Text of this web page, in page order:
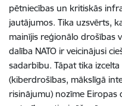
pētniecības un kritiskās
jautājumos. Tika uzsvērts,
mainījis reģionālo drošības
dalība NATO ir veicinājusi
sadarbību. Tāpat tika
(kiberdrošības, mākslīgā
risinājumu) nozīme